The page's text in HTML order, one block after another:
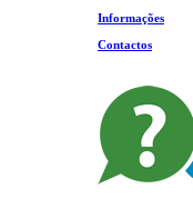
Informações
Contactos